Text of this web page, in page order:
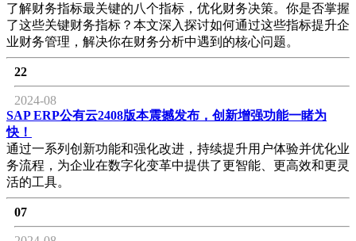
了解财务指标最关键的八个指标，优化财务决策。你是否掌握
了这些关键财务指标？本文深入探讨如何通过这些指标提升企
业财务管理，解决你在财务分析中遇到的核心问题。
22
2024-08
SAP ERP公有云2408版本震撼发布，创新增强功能一睹为
快！
通过一系列创新功能和强化改进，持续提升用户体验并优化业
务流程，为企业在数字化变革中提供了更智能、更高效和更灵
活的工具。
07